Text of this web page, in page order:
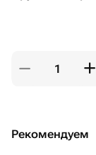
Рекомендуем